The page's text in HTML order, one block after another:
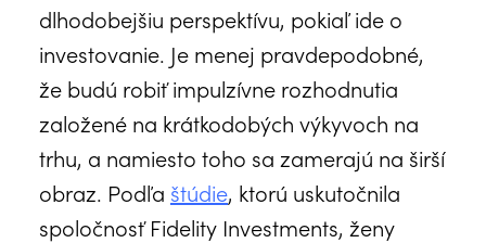
dlhodobejšiu perspektívu, pokiaľ ide o
investovanie. Je menej pravdepodobné,
že budú robiť impulzívne rozhodnutia
založené na krátkodobých výkyvoch na
trhu, a namiesto toho sa zamerajú na širší
obraz. Podľa štúdie, ktorú uskutočnila
spoločnosť Fidelity Investments, ženy